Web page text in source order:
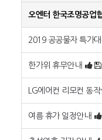
오엔터 한국조명공업
2019 공공물자 특가대
한가위 휴무안내
LG에어컨 리모컨 동
여름 휴가 일정안내